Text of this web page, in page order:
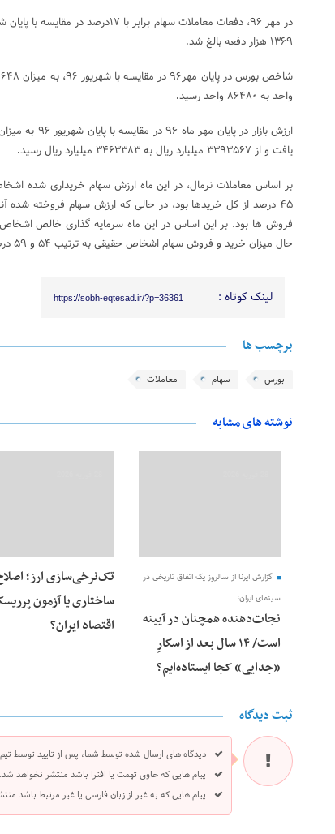
۱۳۶۹ هزار دفعه بالغ شد
.
واحد به ۸۶۴۸۰ واحد رسید
.
یافت و از ۳۳۹۳۵۶۷ میلیارد ریال به ۳۴۶۳۳۸۳ میلیارد ریال رسید
.
حال میزان خرید و فروش سهام اشخاص حقیقی به ترتیب ۵۴ و ۵۹ درصد از ارزش خرید و فروش بود.
لینک کوتاه : https://sobh-eqtesad.ir/?p=36361
برچسب ها
بورس سهام معاملات
نوشته های مشابه
گزارش ایرنا از سالروز یک اتفاق تاریخی در
سینمای ایران؛
نجات‌دهنده‌ همچنان در آیینه
است/ ۱۴ سال بعد از اسکارِ
«جدایی» کجا ایستاده‌ایم؟
تک‌نرخی‌سازی ارز؛
ساختاری یا آزمون
اقتصاد ایران؟
ثبت دیدگاه
دیدگاه های ارسال شده توسط شما، پس از تایید توسط
پیام هایی که حاوی تهمت یا افترا باشد منتشر نخواهد شد.
پیام هایی که به غیر از زبان فارسی یا غیر مرتبط باشد